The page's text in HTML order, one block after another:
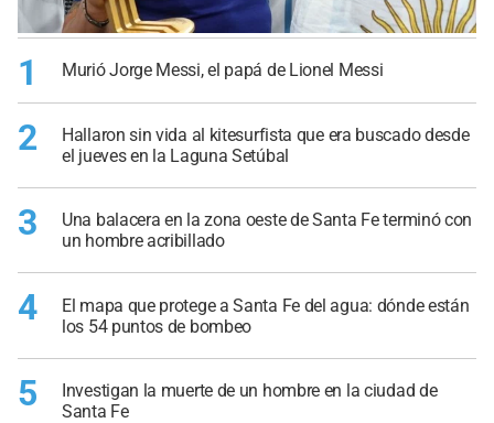
1 Murió Jorge Messi, el papá de Lionel Messi
2
Hallaron sin vida al kitesurfista que era buscado desde
el jueves en la Laguna Setúbal
3
Una balacera en la zona oeste de Santa Fe terminó con
un hombre acribillado
4
El mapa que protege a Santa Fe del agua: dónde están
los 54 puntos de bombeo
5
Investigan la muerte de un hombre en la ciudad de
Santa Fe